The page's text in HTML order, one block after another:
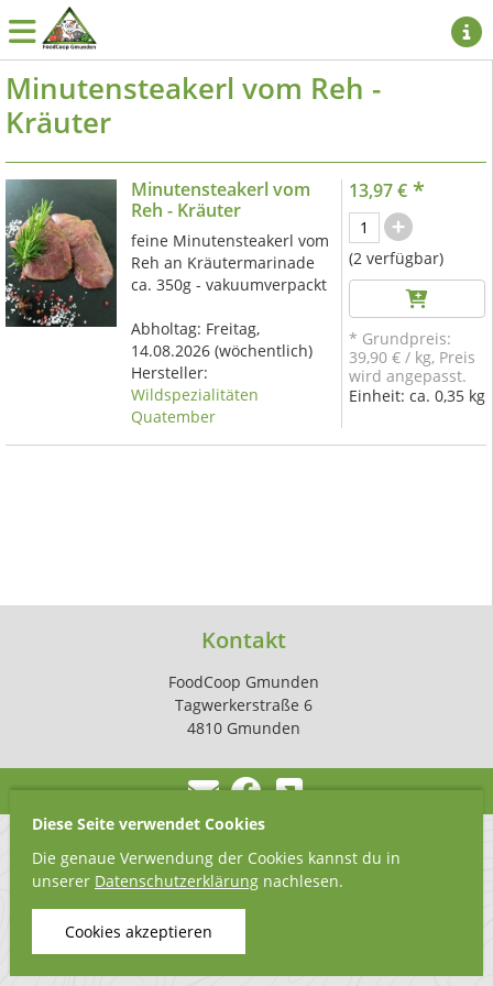
Minutensteakerl vom Reh -
Kräuter
Minutensteakerl vom
Reh - Kräuter
feine Minutensteakerl vom
Reh an Kräutermarinade
ca. 350g - vakuumverpackt
Abholtag: Freitag,
14.08.2026(wöchentlich)
Hersteller:
Wildspezialitäten
Quatember
13,97 € *
(2 verfügbar)
* Grundpreis:
39,90 €/ kg, Preis
wird angepasst.
Einheit: ca. 0,35 kg
Kontakt
FoodCoop Gmunden
Tagwerkerstraße 6
4810 Gmunden
Diese Seite verwendet Cookies
Die genaue Verwendung der Cookies kannst du in
unserer Datenschutzerklärungnachlesen.
Cookies akzeptieren